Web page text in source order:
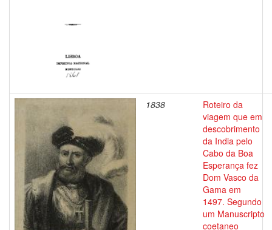
1838
Roteiro da
viagem que em
descobrimento
da India pelo
Cabo da Boa
Esperança fez
Dom Vasco da
Gama em
1497. Segundo
um Manuscripto
coetaneo